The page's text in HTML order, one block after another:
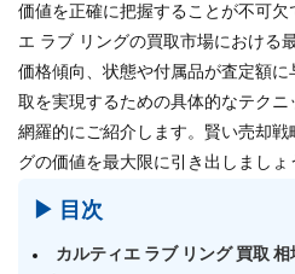
価値を正確に把握することが不可欠
エ ラブ リングの買取市場における
価格傾向、状態や付属品が査定額
取を実現するための具体的なテク
網羅的にご紹介します。賢い売却
グの価値を最大限に引き出しましょ
▶ 目次
カルティエ ラブ リング 買取